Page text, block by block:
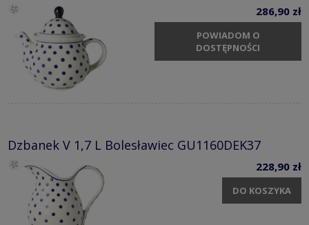
286,90 zł
POWIADOM O
DOSTĘPNOŚCI
Dzbanek V 1,7 L Bolesławiec GU1160DEK37
228,90 zł
DO KOSZYKA